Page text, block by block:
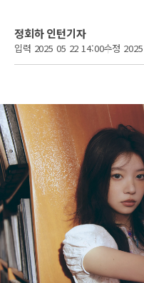
정회하 인턴기자
입력 2025 05 22 14:00수정